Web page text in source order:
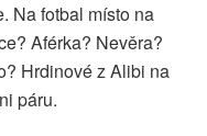
Na fotbal místo na
Aférka? Nevěra?
Hrdinové z Alibi na
páru.